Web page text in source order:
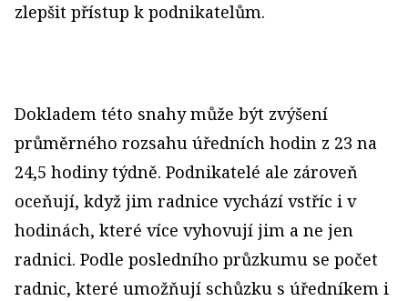
zlepšit přístup k podnikatelům.
Dokladem této snahy může být zvýšení
průměrného rozsahu úředních hodin z 23 na
24,5 hodiny týdně. Podnikatelé ale zároveň
oceňují, když jim radnice vychází vstříc i v
hodinách, které více vyhovují jim a ne jen
radnici. Podle posledního průzkumu se počet
radnic, které umožňují schůzku s úředníkem i